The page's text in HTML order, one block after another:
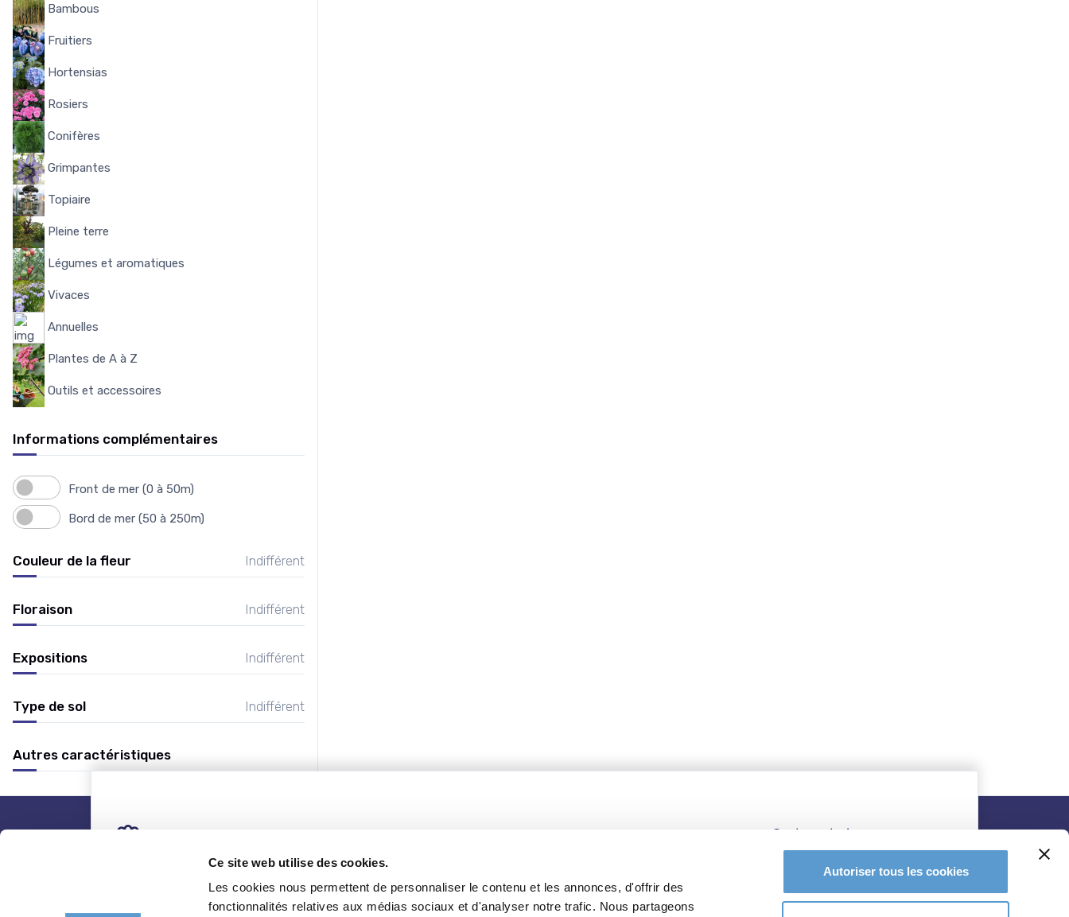
Ce site web utilise des cookies.
Les cookies nous permettent de personnaliser le contenu et les annonces, d'offrir des
fonctionnalités relatives aux médias sociaux et d'analyser notre trafic. Nous partageons
Autoriser tous les cookies
Bambous
Fruitiers
Hortensias
Rosiers
Conifères
Grimpantes
Topiaire
Pleine terre
Légumes et aromatiques
Vivaces
Annuelles
Plantes de A à Z
Outils et accessoires
Informations complémentaires
Front de mer (0 à 50m)
Bord de mer (50 à 250m)
Couleur de la fleur Indifférent
Floraison Indifférent
Expositions Indifférent
Type de sol Indifférent
Autres caractéristiques
Toutes les plantes Catalogue 2024-2025